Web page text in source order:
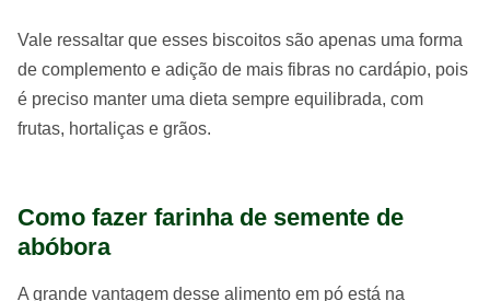
Vale ressaltar que esses biscoitos são apenas uma forma
de complemento e adição de mais fibras no cardápio, pois
é preciso manter uma dieta sempre equilibrada, com
frutas, hortaliças e grãos.
Como fazer farinha de semente de
abóbora
A grande vantagem desse alimento em pó está na